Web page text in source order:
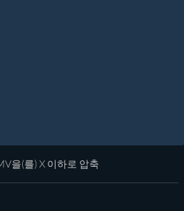
을(를) X 이하로 압축